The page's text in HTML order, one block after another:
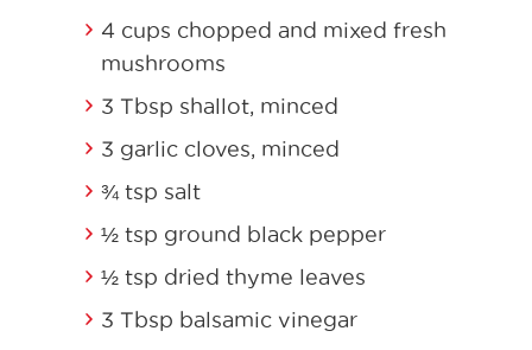
4 cups chopped and mixed fresh
mushrooms
3 Tbsp shallot, minced
3 garlic cloves, minced
¾ tsp salt
½ tsp ground black pepper
½ tsp dried thyme leaves
3 Tbsp balsamic vinegar